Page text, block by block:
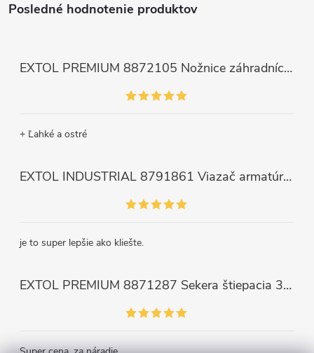
Posledné hodnotenie produktov
EXTOL PREMIUM 8872105 Nožnice záhradnícke dlhé úzke, 200mm, max. prestrih Ø6mm
+ Ľahké a ostré
EXTOL INDUSTRIAL 8791861 Viazač armatúr aku Share20V, bez aku, drôt 0,8mm, oko 8-34mm, bezuhlíkový motor
je to super lepšie ako kliešte.
EXTOL PREMIUM 8871287 Sekera štiepacia 3500g, nylónová násada 910mm